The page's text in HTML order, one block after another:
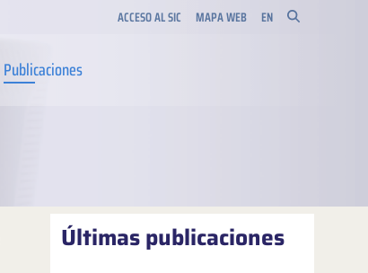
ACCESO AL SIC MAPA WEB EN
Publicaciones
Últimas publicaciones